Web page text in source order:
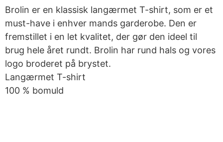
Brolin er en klassisk langærmet T-shirt, som er et
must-have i enhver mands garderobe. Den er
fremstillet i en let kvalitet, der gør den ideel til
brug hele året rundt. Brolin har rund hals og vores
logo broderet på brystet.
Langærmet T-shirt
100 % bomuld